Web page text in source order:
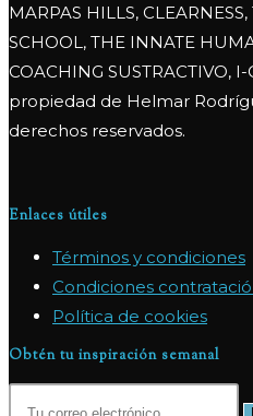
MARPAS HILLS,
SCHOOL, THE INNATE
COACHING SUSTRACTIVO,
propiedad de Helmar
derechos reservados.
Enlaces útiles
Términos y condiciones
Condiciones
Política de cookies
Obtén tu inspiración semanal